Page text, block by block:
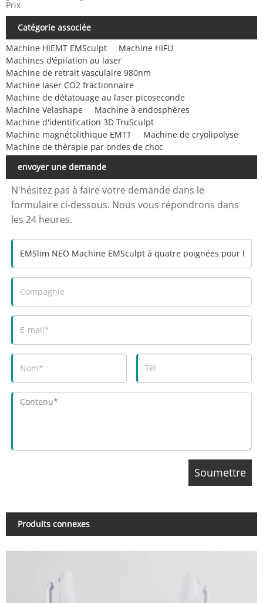
Prix
Catégorie associée
Machine HIEMT EMSculpt
Machine HIFU
Machines d'épilation au laser
Machine de retrait vasculaire 980nm
Machine laser CO2 fractionnaire
Machine de détatouage au laser picoseconde
Machine Velashape
Machine à endosphères
Machine d'identification 3D TruSculpt
Machine magnétolithique EMTT
Machine de cryolipolyse
Machine de thérapie par ondes de choc
envoyer une demande
N'hésitez pas à faire votre demande dans le
formulaire ci-dessous. Nous vous répondrons dans
les 24 heures.
Produits connexes